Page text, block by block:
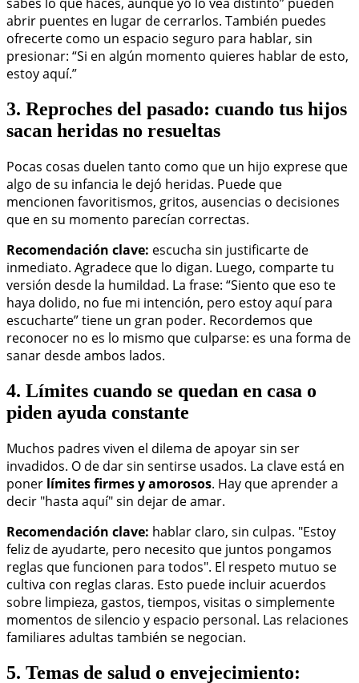
abrir puentes en lugar de cerrarlos. También puedes
ofrecerte como un espacio seguro para hablar, sin
presionar: “Si en algún momento quieres hablar de esto,
estoy aquí.”
3. Reproches del pasado: cuando tus hijos
sacan heridas no resueltas
Pocas cosas duelen tanto como que un hijo exprese que
algo de su infancia le dejó heridas. Puede que
mencionen favoritismos, gritos, ausencias o decisiones
que en su momento parecían correctas.
Recomendación clave: escucha sin justificarte de
inmediato. Agradece que lo digan. Luego, comparte tu
versión desde la humildad. La frase: “Siento que eso te
haya dolido, no fue mi intención, pero estoy aquí para
escucharte” tiene un gran poder. Recordemos que
reconocer no es lo mismo que culparse: es una forma de
sanar desde ambos lados.
4. Límites cuando se quedan en casa o
piden ayuda constante
Muchos padres viven el dilema de apoyar sin ser
invadidos. O de dar sin sentirse usados. La clave está en
poner límites firmes y amorosos. Hay que aprender a
decir "hasta aquí" sin dejar de amar.
Recomendación clave: hablar claro, sin culpas. "Estoy
feliz de ayudarte, pero necesito que juntos pongamos
reglas que funcionen para todos". El respeto mutuo se
cultiva con reglas claras. Esto puede incluir acuerdos
sobre limpieza, gastos, tiempos, visitas o simplemente
momentos de silencio y espacio personal. Las relaciones
familiares adultas también se negocian.
5. Temas de salud o envejecimiento: